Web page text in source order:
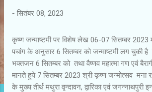
- सितंबर 08, 2023
कृष्ण जन्माष्टमी पर विशेष लेख 06-07 सितम्बर 2023
पचांग के अनुसार 6 सितम्बर को जन्माष्टमी लग चुकी
भक्तजन 6 सितम्बर को तथा वैष्णव महात्मा गण एवं
मानते हुये 7 सितम्बर 2023 श्री कृष्ण जन्मोत्सव मना
के मुख्य तीर्थ मथुरा वृन्दावन, द्वारिका एवं जगन्नाथपुरी